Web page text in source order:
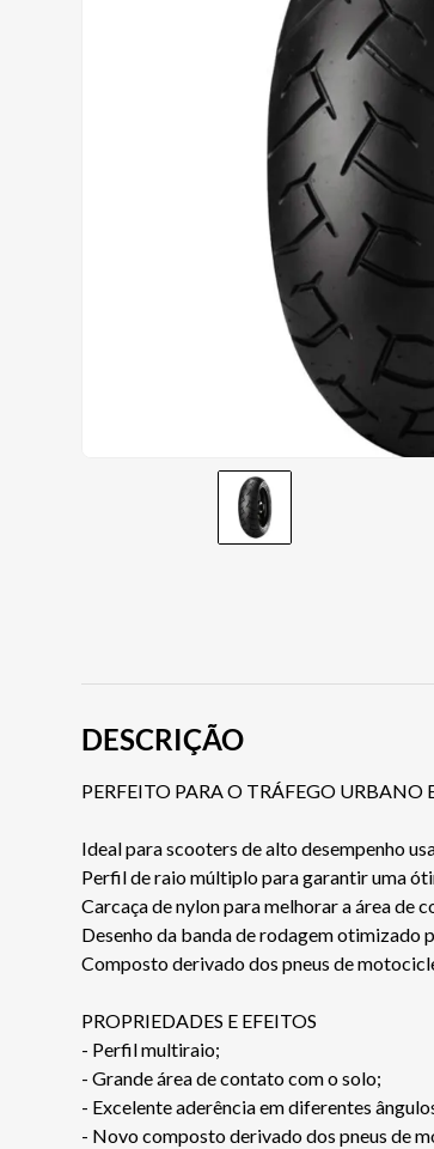
DESCRIÇÃO
PERFEITO PARA O TRÁFEGO
Ideal para scooters de alto desempenho
Perfil de raio múltiplo para garantir uma
Carcaça de nylon para melhorar a área de
Desenho da banda de rodagem otimizado
Composto derivado dos pneus de
PROPRIEDADES E EFEITOS
- Perfil multiraio;
- Grande área de contato com o solo;
- Excelente aderência em diferentes
- Novo composto derivado dos pneus de
AIROH
BOTAS